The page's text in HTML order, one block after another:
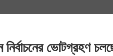
নির্বাচনের ভোটগ্রহণ